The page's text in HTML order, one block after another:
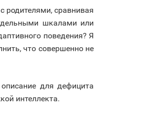
родителями, сравнивая
шкалами или
поведения? Я
что совершенно не
для дефицита
интеллекта.